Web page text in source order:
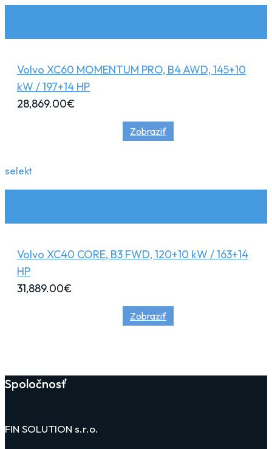
Volvo XC60 MOMENTUM PRO, B4 AWD, 145+10
kW / 197+14 HP
28,869.00€
Zobraziť
selekt
Volvo XC40 CORE, B3 FWD, 120+10 kW / 163+14
HP
31,889.00€
Zobraziť
Spoločnosť
FIN SOLUTION s.r.o.